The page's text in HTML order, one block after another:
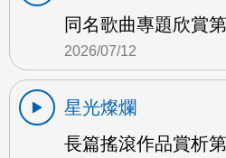
同名歌曲專題欣賞
2026/07/12
星光燦爛
長篇搖滾作品賞析